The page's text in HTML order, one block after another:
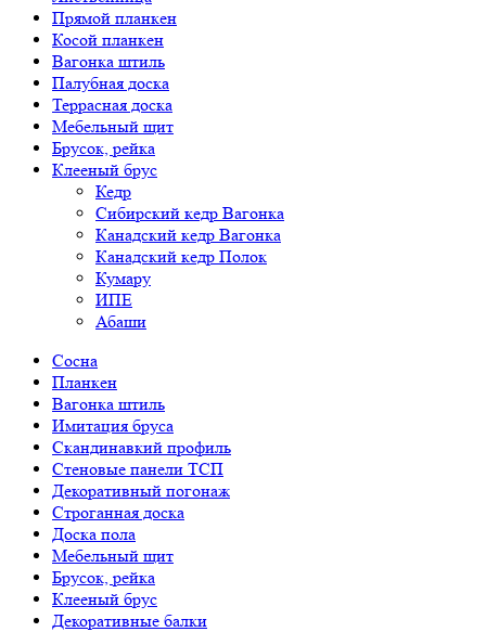
Прямой планкен
Косой планкен
Вагонка штиль
Палубная доска
Террасная доска
Мебельный щит
Брусок, рейка
Клееный брус
Кедр
Сибирский кедр Вагонка
Канадский кедр Вагонка
Канадский кедр Полок
Кумару
ИПЕ
Абаши
Сосна
Планкен
Вагонка штиль
Имитация бруса
Скандинавкий профиль
Стеновые панели ТСП
Декоративный погонаж
Строганная доска
Доска пола
Мебельный щит
Брусок, рейка
Клееный брус
Декоративные балки